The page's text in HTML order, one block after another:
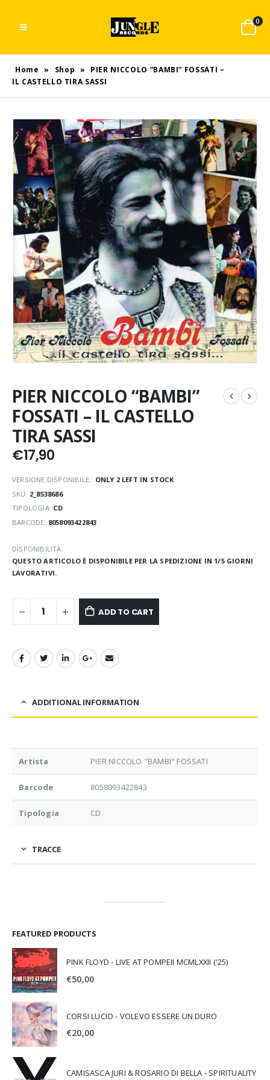
0
Home » Shop »
PIER NICCOLO “BAMBI” FOSSATI –
IL CASTELLO TIRA SASSI
PIER NICCOLO “BAMBI”
FOSSATI – IL CASTELLO
TIRA SASSI
€17,90
VERSIONE DISPONIBILE:: ONLY 2 LEFT IN STOCK
SKU: 2_8538686
TIPOLOGIA: CD
BARCODE: 8058093422843
DISPONIBILITÀ:
QUESTO ARTICOLO È DISPONIBILE PER LA SPEDIZIONE IN 1/5 GIORNI
LAVORATIVI.
ADD TO CART
ADDITIONAL INFORMATION
Artista PIER NICCOLO "BAMBI" FOSSATI
Barcode 8058093422843
Tipologia CD
TRACCE
FEATURED PRODUCTS
PINK FLOYD - LIVE AT POMPEII MCMLXXII ('25)
€50,00
CORSI LUCIO - VOLEVO ESSERE UN DURO
€20,00
CAMISASCA JURI & ROSARIO DI BELLA - SPIRITUALITY